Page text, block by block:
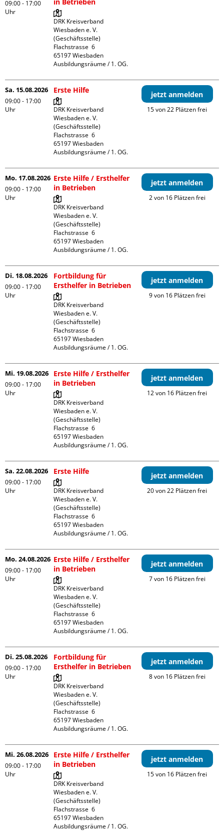
09:00 - 17:00
Uhr
DRK Kreisverband
Wiesbaden e. V.
(Geschäftsstelle)
Flachstrasse  6
65197 Wiesbaden
Ausbildungsräume / 1. OG.
Sa. 15.08.2026
09:00 - 17:00
Uhr
Erste Hilfe
DRK Kreisverband
Wiesbaden e. V.
(Geschäftsstelle)
Flachstrasse  6
65197 Wiesbaden
Ausbildungsräume / 1. OG.
jetzt anmelden
15 von 22 Plätzen frei
Mo. 17.08.2026
09:00 - 17:00
Uhr
Erste Hilfe / Ersthelfer
in Betrieben
DRK Kreisverband
Wiesbaden e. V.
(Geschäftsstelle)
Flachstrasse  6
65197 Wiesbaden
Ausbildungsräume / 1. OG.
jetzt anmelden
2 von 16 Plätzen frei
Di. 18.08.2026
09:00 - 17:00
Uhr
Fortbildung für
Ersthelfer in Betrieben
DRK Kreisverband
Wiesbaden e. V.
(Geschäftsstelle)
Flachstrasse  6
65197 Wiesbaden
Ausbildungsräume / 1. OG.
jetzt anmelden
9 von 16 Plätzen frei
Mi. 19.08.2026
09:00 - 17:00
Uhr
Erste Hilfe / Ersthelfer
in Betrieben
DRK Kreisverband
Wiesbaden e. V.
(Geschäftsstelle)
Flachstrasse  6
65197 Wiesbaden
Ausbildungsräume / 1. OG.
jetzt anmelden
12 von 16 Plätzen frei
Sa. 22.08.2026
09:00 - 17:00
Uhr
Erste Hilfe
DRK Kreisverband
Wiesbaden e. V.
(Geschäftsstelle)
Flachstrasse  6
65197 Wiesbaden
Ausbildungsräume / 1. OG.
jetzt anmelden
20 von 22 Plätzen frei
Mo. 24.08.2026
09:00 - 17:00
Uhr
Erste Hilfe / Ersthelfer
in Betrieben
DRK Kreisverband
Wiesbaden e. V.
(Geschäftsstelle)
Flachstrasse  6
65197 Wiesbaden
Ausbildungsräume / 1. OG.
jetzt anmelden
7 von 16 Plätzen frei
Di. 25.08.2026
09:00 - 17:00
Uhr
Fortbildung für
Ersthelfer in Betrieben
DRK Kreisverband
Wiesbaden e. V.
(Geschäftsstelle)
Flachstrasse  6
65197 Wiesbaden
Ausbildungsräume / 1. OG.
jetzt anmelden
8 von 16 Plätzen frei
Mi. 26.08.2026
09:00 - 17:00
Uhr
Erste Hilfe / Ersthelfer
in Betrieben
DRK Kreisverband
Wiesbaden e. V.
(Geschäftsstelle)
Flachstrasse  6
65197 Wiesbaden
Ausbildungsräume / 1. OG.
jetzt anmelden
15 von 16 Plätzen frei